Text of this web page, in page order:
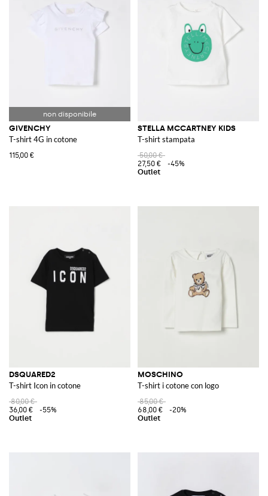
GIVENCHY
T-shirt 4G in cotone
115,00 €
STELLA MCCARTNEY KIDS
T-shirt stampata
50,00 €
27,50 €
-45%
DSQUARED2
T-shirt Icon in cotone
80,00 €
36,00 €
-55%
MOSCHINO
T-shirt i cotone con logo
85,00 €
68,00 €
-20%